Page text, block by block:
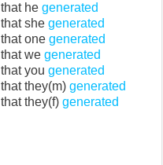
that he generated
that she generated
that one generated
that we generated
that you generated
that they(m) generated
that they(f) generated